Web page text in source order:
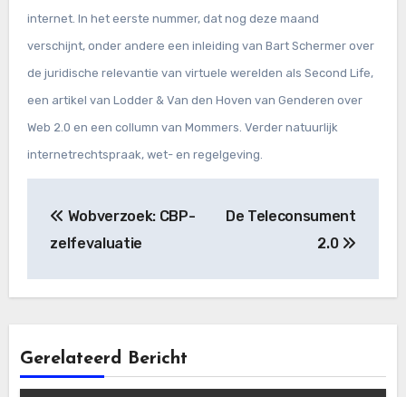
internet. In het eerste nummer, dat nog deze maand
verschijnt, onder andere een inleiding van Bart Schermer over
de juridische relevantie van virtuele werelden als Second Life,
een artikel van Lodder & Van den Hoven van Genderen over
Web 2.0 en een collumn van Mommers. Verder natuurlijk
internetrechtspraak, wet- en regelgeving.
navigatie
Wobverzoek: CBP-
zelfevaluatie
De Teleconsument
2.0
Gerelateerd Bericht